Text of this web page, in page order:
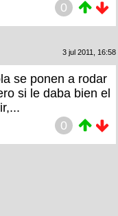
0
3 jul 2011, 16:58
se ponen a rodar
si le daba bien el
0